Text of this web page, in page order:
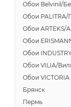
Обои Belvinil/
Обои PALITRA/
Обои ARTEKS/
Обои
Обои
Обои VILIA/
Обои VICTORIA
Брянск
Пермь